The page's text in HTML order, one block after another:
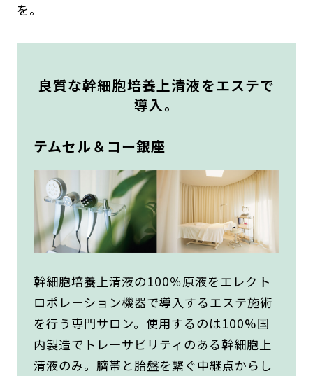
を。
良質な幹細胞培養上清液をエステで
導入。
テムセル＆コー銀座
幹細胞培養上清液の100％原液をエレクト
ロポレーション機器で導入するエステ施術
を行う専門サロン。使用するのは100%国
内製造でトレーサビリティのある幹細胞上
清液のみ。臍帯と胎盤を繋ぐ中継点からし